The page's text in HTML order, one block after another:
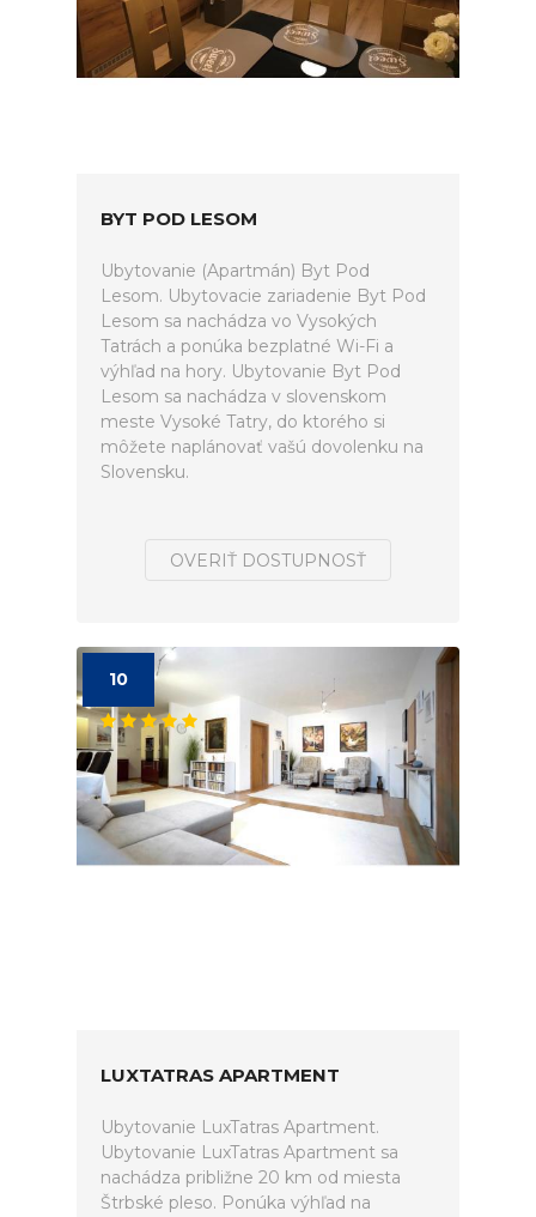
BYT POD LESOM
Ubytovanie (Apartmán) Byt Pod
Lesom. Ubytovacie zariadenie Byt Pod
Lesom sa nachádza vo Vysokých
Tatrách a ponúka bezplatné Wi-Fi a
výhľad na hory. Ubytovanie Byt Pod
Lesom sa nachádza v slovenskom
meste Vysoké Tatry, do ktorého si
môžete naplánovať vašú dovolenku na
Slovensku.
OVERIŤ DOSTUPNOSŤ
10
LUXTATRAS APARTMENT
Ubytovanie LuxTatras Apartment.
Ubytovanie LuxTatras Apartment sa
nachádza približne 20 km od miesta
Štrbské pleso. Ponúka výhľad na